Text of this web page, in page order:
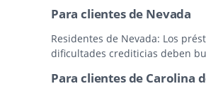
Para clientes de Nevada
Residentes de Nevada: Los
dificultades crediticias deben
Para clientes de Carolina